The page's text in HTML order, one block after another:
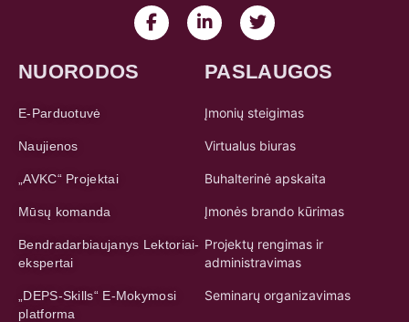
ekspertai
„DEPS-Skills“ E-Mokymosi
Klasteris „Food Technologies
Įmonių steigimas
administravimas
Seminarų organizavimas
Mokymai ir mokymų programos
koordinavimas